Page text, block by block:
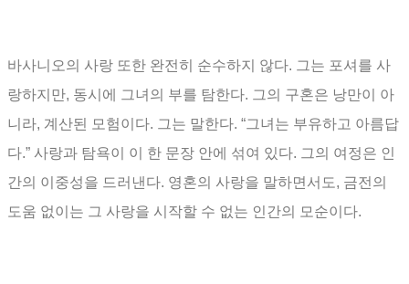
바사니오의 사랑 또한 완전히 순수하지 않다. 그는 포셔를 사
랑하지만, 동시에 그녀의 부를 탐한다. 그의 구혼은 낭만이 아
니라, 계산된 모험이다. 그는 말한다. “그녀는 부유하고 아름답
다.” 사랑과 탐욕이 이 한 문장 안에 섞여 있다. 그의 여정은 인
간의 이중성을 드러낸다. 영혼의 사랑을 말하면서도, 금전의
도움 없이는 그 사랑을 시작할 수 없는 인간의 모순이다.